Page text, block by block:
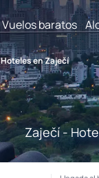
Vuelos baratos
Hoteles en Zaječí
Zaječí -